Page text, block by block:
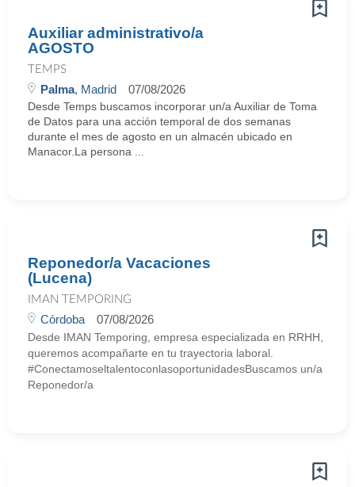
Auxiliar administrativo/a
AGOSTO
TEMPS
Palma, Madrid 07/08/2026
Desde Temps buscamos incorporar un/a Auxiliar de Toma
de Datos para una acción temporal de dos semanas
durante el mes de agosto en un almacén ubicado en
Manacor.La persona ...
Reponedor/a Vacaciones
(Lucena)
IMAN TEMPORING
Córdoba 07/08/2026
Desde IMAN Temporing, empresa especializada en RRHH,
queremos acompañarte en tu trayectoria laboral.
#ConectamoseltalentoconlasoportunidadesBuscamos un/a
Reponedor/a